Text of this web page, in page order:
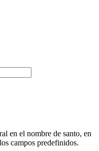
en el nombre de santo, en
campos predefinidos.